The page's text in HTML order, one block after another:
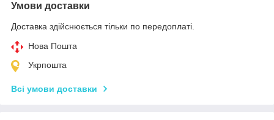
Умови доставки
Доставка здійснюється тільки по передоплаті.
Нова Пошта
Укрпошта
Всі умови доставки